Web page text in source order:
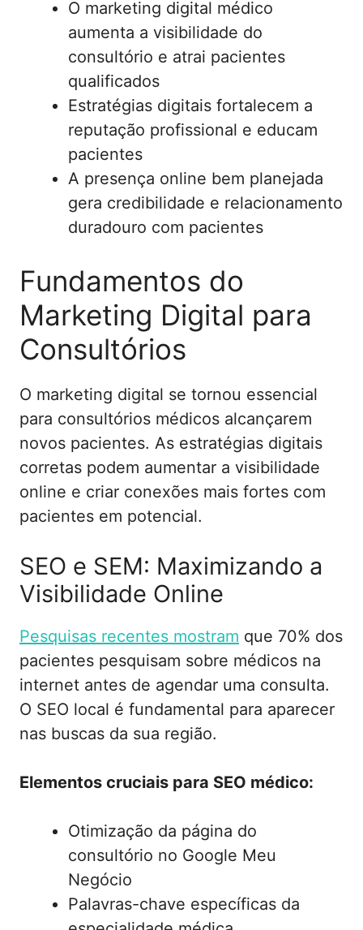
O marketing digital médico
aumenta a visibilidade do
consultório e atrai pacientes
qualificados
Estratégias digitais fortalecem a
reputação profissional e educam
pacientes
A presença online bem planejada
gera credibilidade e relacionamento
duradouro com pacientes
Fundamentos do
Marketing Digital para
Consultórios
O marketing digital se tornou essencial
para consultórios médicos alcançarem
novos pacientes. As estratégias digitais
corretas podem aumentar a visibilidade
online e criar conexões mais fortes com
pacientes em potencial.
SEO e SEM: Maximizando a
Visibilidade Online
Pesquisas recentes mostram que 70% dos
pacientes pesquisam sobre médicos na
internet antes de agendar uma consulta.
O SEO local é fundamental para aparecer
nas buscas da sua região.
Elementos cruciais para SEO médico:
Otimização da página do
consultório no Google Meu
Negócio
Palavras-chave específicas da